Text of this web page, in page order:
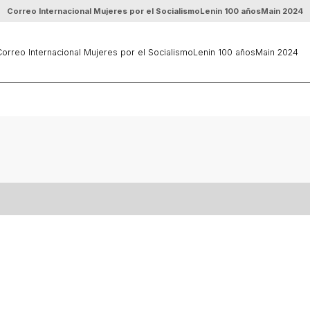
Correo Internacional Mujeres por el SocialismoLenin 100 añosMain 2024
Internacional Mujeres por el SocialismoLenin 100 añosMain 2024